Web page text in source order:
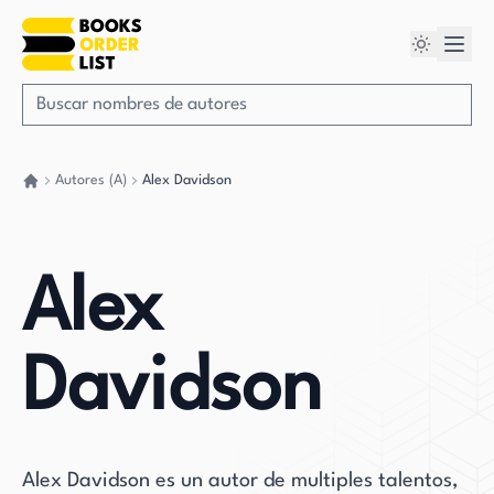
Autores (A) Alex Davidson
Alex
Davidson
Alex Davidson es un autor de multiples talentos,